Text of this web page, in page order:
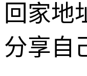
回家地
分享自